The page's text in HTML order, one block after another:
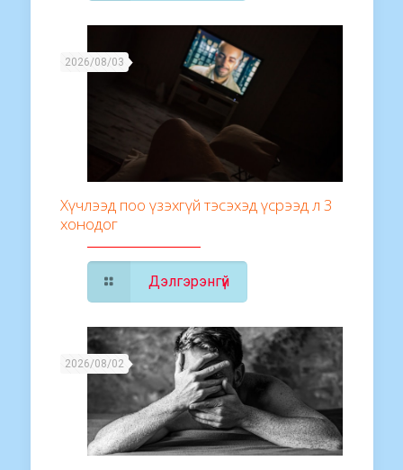
2026/08/03
Хүчлээд поо үзэхгүй тэсэхэд үсрээд л 3
хонодог
Дэлгэрэнгүй
2026/08/02